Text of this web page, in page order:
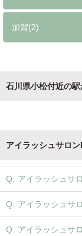
加賀(2)
石川県小松付近の
アイラッシュサロ
アイラッシュサ
アイラッシュサ
アイラッシュサ